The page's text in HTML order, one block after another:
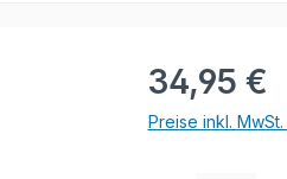
Regulärer Preis:
34,95 €
Preise inkl.